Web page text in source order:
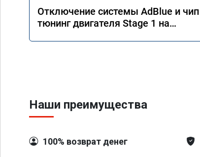
Отключение системы AdBlue и чип
тюнинг двигателя Stage 1 на
Наши преимущества
100% возврат денег